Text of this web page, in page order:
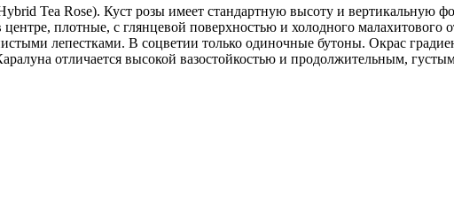
Tea Rose). Куст розы имеет стандартную высоту и вертикальную
плотные, с глянцевой поверхностью и холодного малахитового
лепестками. В соцветии только одиночные бутоны. Окрас
отличается высокой вазостойкостью и продолжительным,